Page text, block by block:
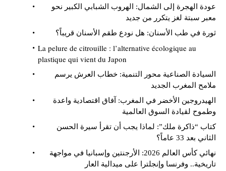
عودة الهجرة إلى الشمال: الهروب الشبابي الكبير نحو
معبر سبتة لغز يتكرر من جديد
ثورة في طب الأسنان: هل نودع طقم الأسنان قريباً؟
La pelure de citrouille : l’alternative écologique au
plastique qui vient du Japon
السيادة الصناعية محور التنمية: خطاب العرش يرسم
ملامح المغرب الجديد
الهيدروجين الأخضر في المغرب: آفاق اقتصادية واعدة
وطموح لقيادة السوق العالمية
كتاب “ذاكرة ملك”: لماذا يجب أن تقرأ سيرة الحسن
الثاني بعد 33 عاماً؟
نهائي كأس العالم 2026: الأرجنتين وإسبانيا في مواجهة
تاريخية.. وفرنسا وإنجلترا على ميدالية العار